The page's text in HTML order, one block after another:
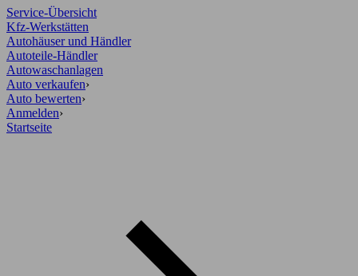
Service-Übersicht
Kfz-Werkstätten
Autohäuser und Händler
Autoteile-Händler
Autowaschanlagen
Auto verkaufen›
Auto bewerten›
Anmelden›
Startseite